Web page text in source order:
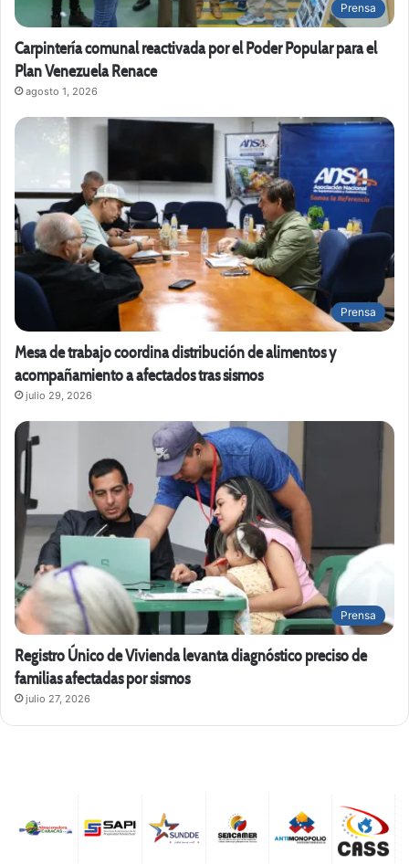
Prensa
Carpintería comunal reactivada por el Poder Popular para el
Plan Venezuela Renace
agosto 1, 2026
Prensa
Mesa de trabajo coordina distribución de alimentos y
acompañamiento a afectados tras sismos
julio 29, 2026
Prensa
Registro Único de Vivienda levanta diagnóstico preciso de
familias afectadas por sismos
julio 27, 2026